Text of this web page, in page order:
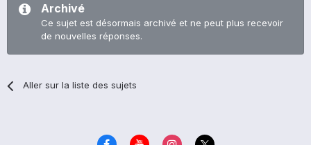
Archivé
Ce sujet est désormais archivé et ne peut plus recevoir
de nouvelles réponses.
Aller sur la liste des sujets